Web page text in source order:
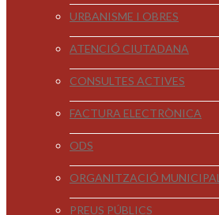
URBANISME I OBRES
ATENCIÓ CIUTADANA
CONSULTES ACTIVES
FACTURA ELECTRÒNICA
ODS
ORGANITZACIÓ MUNICIPAL
PREUS PÚBLICS